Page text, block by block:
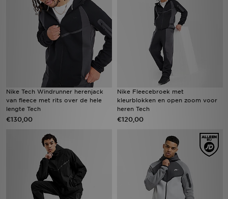
Nike Tech Windrunner herenjack
van fleece met rits over de hele
lengte Tech
€130,00
Nike Fleecebroek met
kleurblokken en open zoom voor
heren Tech
€120,00